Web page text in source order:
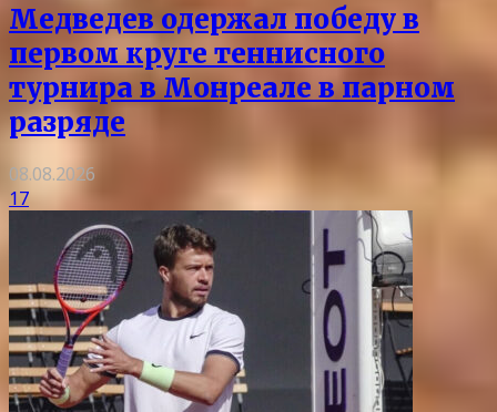
Медведев одержал победу в
первом круге теннисного
турнира в Монреале в парном
разряде
08.08.2026
17